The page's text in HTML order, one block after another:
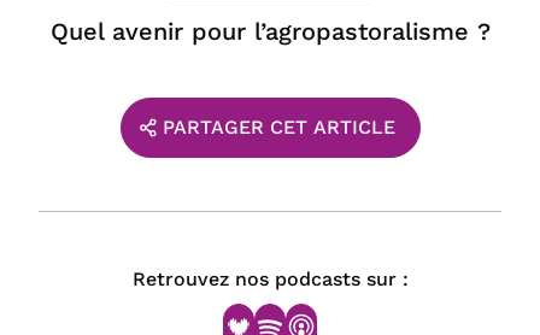
Quel avenir pour l’agropastoralisme ?
PARTAGER CET ARTICLE
Retrouvez nos podcasts sur :